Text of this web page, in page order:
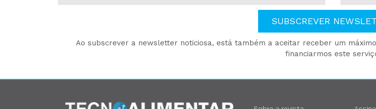
SUBSCREVER
Ao subscrever a newsletter noticiosa, está também a aceitar receber um
financiarmos este